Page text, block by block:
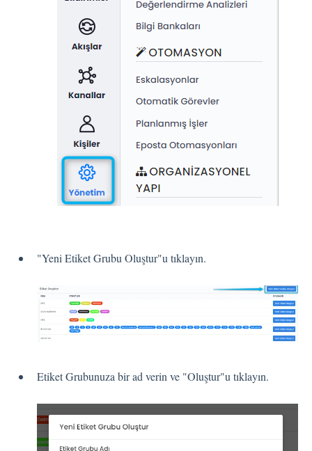
Web Widget Kanalı
Push Notifikasyon Kanalı
İş Akışları
Kişiler
Ayarlar
Otomatik Görevler
Kullanıcı Tipleri
Geri Bildirimler
"Yeni Etiket Grubu Oluştur"u tıklayın.
Etiket Grubunuza bir ad verin ve "Oluştur"u tıklayın.